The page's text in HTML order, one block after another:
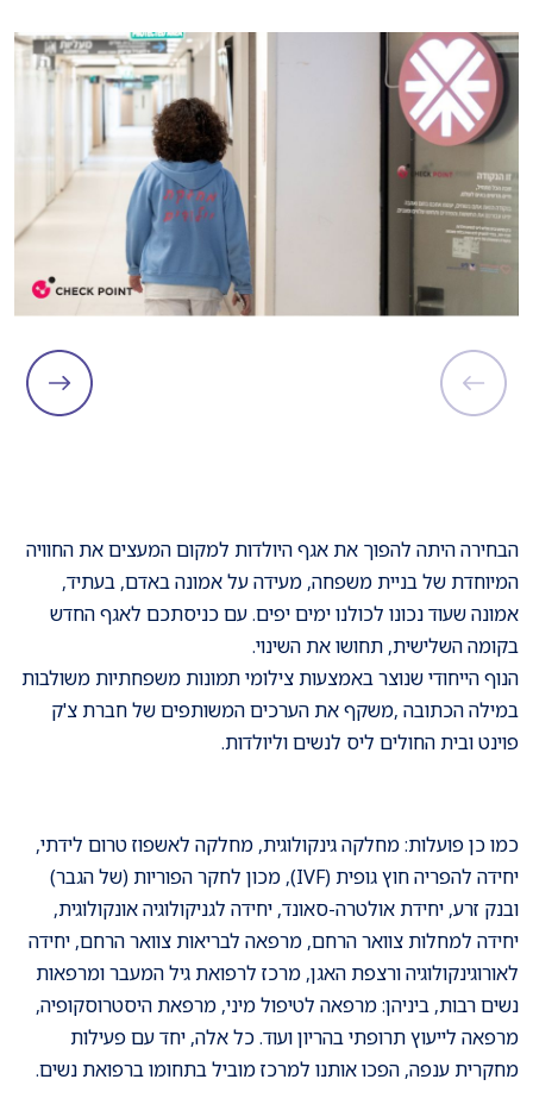
הבחירה היתה להפוך את אגף היולדות למקום המעצים את החוויה
המיוחדת של בניית משפחה, מעידה על אמונה באדם, בעתיד,
אמונה שעוד נכונו לכולנו ימים יפים. עם כניסתכם לאגף החדש
בקומה השלישית, תחושו את השינוי.
הנוף הייחודי שנוצר באמצעות צילומי תמונות משפחתיות משולבות
במילה הכתובה ,משקף את הערכים המשותפים של חברת צ'ק
פוינט ובית החולים ליס לנשים וליולדות.
כמו כן פועלות: מחלקה גינקולוגית, מחלקה לאשפוז טרום לידתי,
יחידה להפריה חוץ גופית (IVF), מכון לחקר הפוריות (של הגבר)
ובנק זרע, יחידת אולטרה-סאונד, יחידה לגניקולוגיה אונקולוגית,
יחידה למחלות צוואר הרחם, מרפאה לבריאות צוואר הרחם, יחידה
לאורוגינקולוגיה ורצפת האגן, מרכז לרפואת גיל המעבר ומרפאות
נשים רבות, ביניהן: מרפאה לטיפול מיני, מרפאת היסטרוסקופיה,
מרפאה לייעוץ תרופתי בהריון ועוד. כל אלה, יחד עם פעילות
מחקרית ענפה, הפכו אותנו למרכז מוביל בתחומו ברפואת נשים.